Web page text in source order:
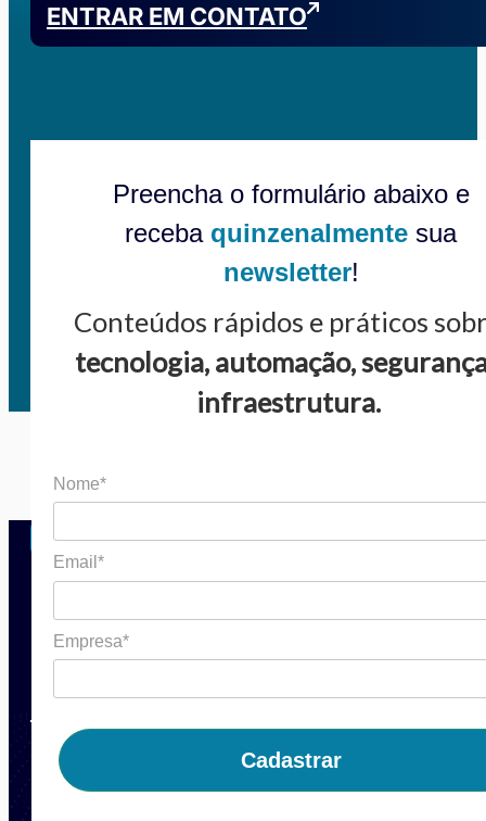
ENTRAR EM CONTATO
Preencha o formulário abaixo e
receba quinzenalmente sua
newsletter!
Conteúdos rápidos e práticos
tecnologia, automação,
infraestrutura.
Nome*
Email*
Empresa*
Cadastrar
Navegue
ProdutosBlogSoluçõesContato
Soluções